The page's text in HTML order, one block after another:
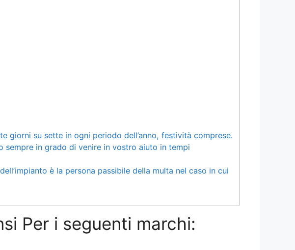
su sette in ogni periodo dell’anno, festività comprese.
sempre in grado di venire in vostro aiuto in tempi
è la persona passibile della multa nel caso in cui
Per i seguenti marchi: